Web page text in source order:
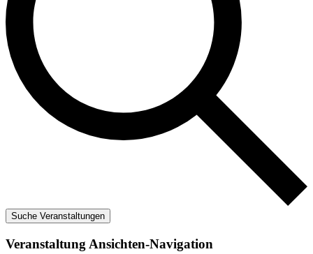
Suche Veranstaltungen
Veranstaltung Ansichten-Navigation